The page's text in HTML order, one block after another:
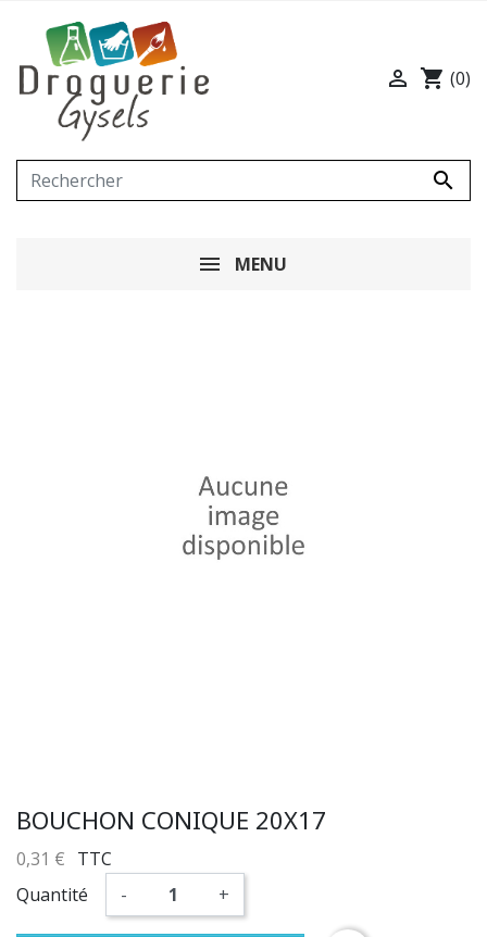

 shopping_cart (0)
MENU
BOUCHON CONIQUE 20X17
0,31 € TTC
Quantité
- +